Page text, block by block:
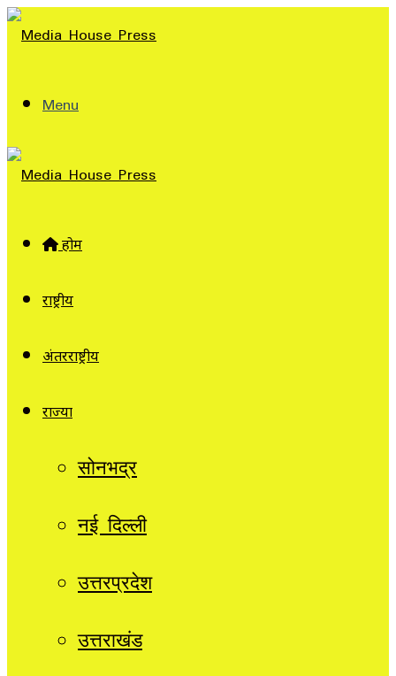
Menu
होम
राष्ट्रीय
अंतरराष्ट्रीय
राज्यों
सोनभद्र
नई दिल्ली
उत्तरप्रदेश
उत्तराखंड